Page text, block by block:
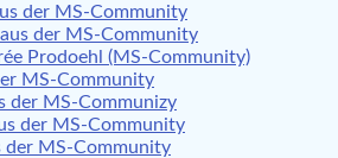
der MS-Community
der MS-Community
Prodoehl (MS-Community)
MS-Community
der MS-Communizy
der MS-Community
der MS-Community